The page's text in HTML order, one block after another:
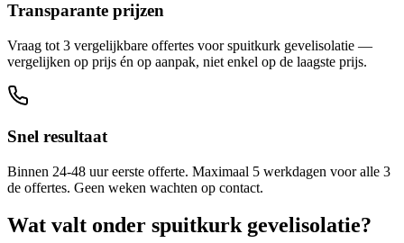
Transparante prijzen
Vraag tot 3 vergelijkbare offertes voor spuitkurk gevelisolatie —
vergelijken op prijs én op aanpak, niet enkel op de laagste prijs.
Snel resultaat
Binnen 24-48 uur eerste offerte. Maximaal 5 werkdagen voor alle 3
de offertes. Geen weken wachten op contact.
Wat valt onder spuitkurk gevelisolatie?